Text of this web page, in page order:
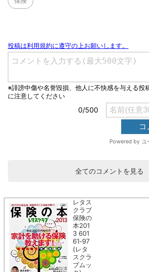
全てのコメントを見る
レタス
クラブ
保険の
本201
3 601
61‐97
(レタ
スクラ
ブムッ